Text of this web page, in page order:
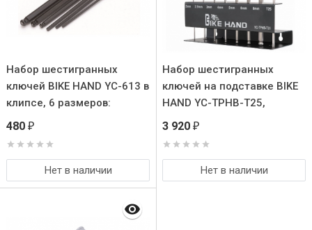
Набор шестигранных
ключей BIKE HAND YC-613 в
клипсе, 6 размеров:
2/2.5/3/4/5/6mm
480 ₽
Нет в наличии
Набор шестигранных
ключей на подставке BIKE
HAND YC-TPHB-T25,
размеры 2/2.5/3/4/5/6/8 +
3 920 ₽
Нет в наличии